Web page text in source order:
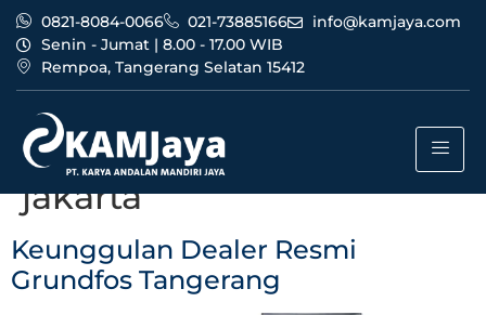
0821-8084-0066 021-73885166
info@kamjaya.com
Senin - Jumat | 8.00 - 17.00 WIB
Rempoa, Tangerang Selatan 15412
Tag:
grundfos tangerang
jakarta
Keunggulan Dealer Resmi
Grundfos Tangerang